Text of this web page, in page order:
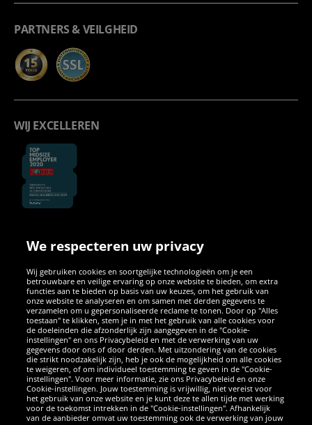
PARTNERS & VEILGHEID
WIJ EXCELLEREN
SOCIALE MEDIA
FacebookInstagram
WhatsApp
TikTokTwitterYouTube
APPS
We respecteren uw privacy
Wij gebruiken cookies en soortgelijke technologieën om je een
betrouwbare en veilige ervaring op onze website te bieden, om extra
functies aan te bieden op basis van uw keuzes, om het gebruik van
onze website te analyseren en om samen met derden gegevens te
verzamelen om u gepersonaliseerde reclame te tonen. Door op "Alles
toestaan" te klikken, stem je in met het gebruik van alle cookies voor
de doeleinden die afzonderlijk zijn aangegeven in de "Cookie-
instellingen" en ons Privacybeleid en met de verwerking van uw
gegevens door ons of door derden. Met uitzondering van de cookies
die strikt noodzakelijk zijn, heb je ook de mogelijkheid om alle cookies
te weigeren, of om individueel toestemming te geven in de "Cookie-
instellingen". Voor meer informatie, zie ons Privacybeleid en onze
Cookie-instellingen. Jouw toestemming is vrijwillig, niet vereist voor
het gebruik van onze website en je kunt deze te allen tijde met werking
voor de toekomst intrekken in de "Cookie-instellingen". Afhankelijk
van de aanbieder omvat uw toestemming ook de verwerking van jouw